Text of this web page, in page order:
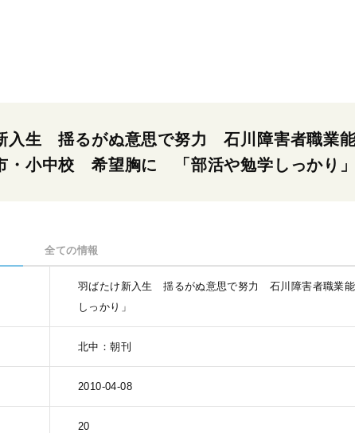
入生 揺るがぬ意思で努力 石川障害者職業
小中校 希望胸に 「部活や勉学しっかり」
全ての情報
羽ばたけ新入生 揺るがぬ意思で努力 石川障害者職
しっかり」
北中：朝刊
2010-04-08
20